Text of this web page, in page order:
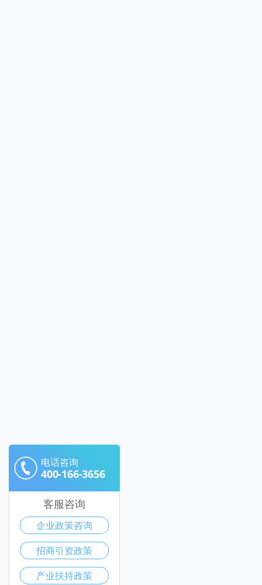
电话咨询
400-166-3656
客服咨询
企业政策咨询
招商引资政策
产业扶持政策